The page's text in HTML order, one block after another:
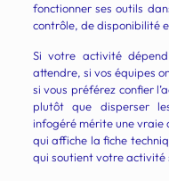
fonctionner ses outils
contrôle, de disponibilité
Si votre activité
attendre, si vos équipes
si vous préférez confier
plutôt que disperser
infogéré mérite une vraie
qui affiche la fiche
qui soutient votre activité